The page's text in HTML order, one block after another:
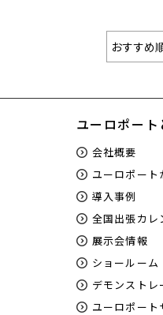
ユーロポート
会社概要
ユーロポート
導入事例
全国出張カレ
展示会情報
ショールーム
デモンストレ
ユーロポート